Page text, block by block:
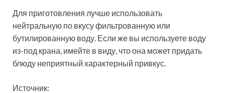
Для приготовления лучше использовать
нейтральную по вкусу фильтрованную или
бутилированную воду. Если же вы используете воду
из-под крана, имейте в виду, что она может придать
блюду неприятный характерный привкус.
Источник: